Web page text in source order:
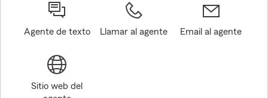
Agente de texto Llamar al agente Email al agente
Sitio web del